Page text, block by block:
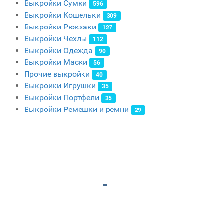
Выкройки Сумки 596
Выкройки Кошельки 309
Выкройки Рюкзаки 127
Выкройки Чехлы 112
Выкройки Одежда 90
Выкройки Маски 56
Прочие выкройки 40
Выкройки Игрушки 35
Выкройки Портфели 35
Выкройки Ремешки и ремни 29